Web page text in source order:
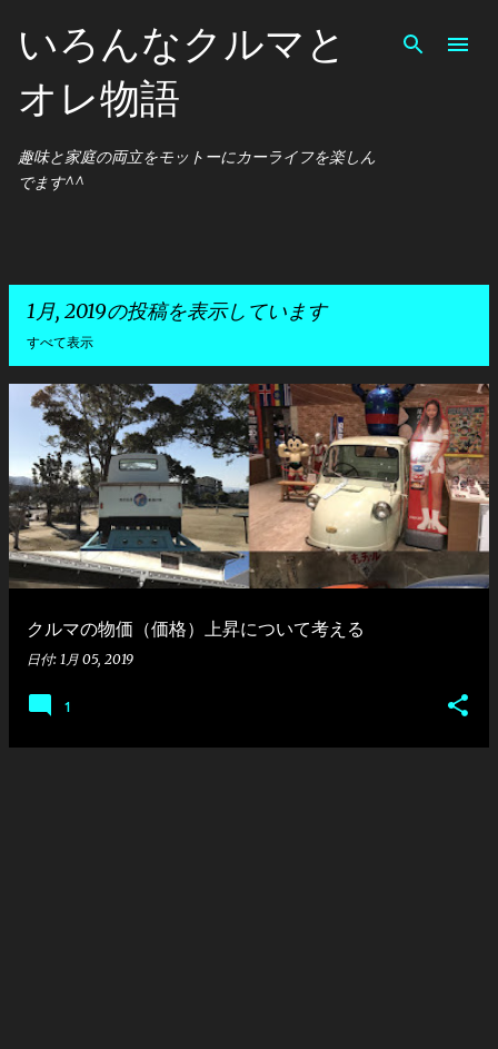
スキップしてメイン コンテンツに移動
いろんなクルマと
オレ物語
趣味と家庭の両立をモットーにカーライフを楽しん
でます^^
1月, 2019の投稿を表示しています
すべて表示
稿
クルマの物価（価格）上昇について考える
日付: 1月 05, 2019
1